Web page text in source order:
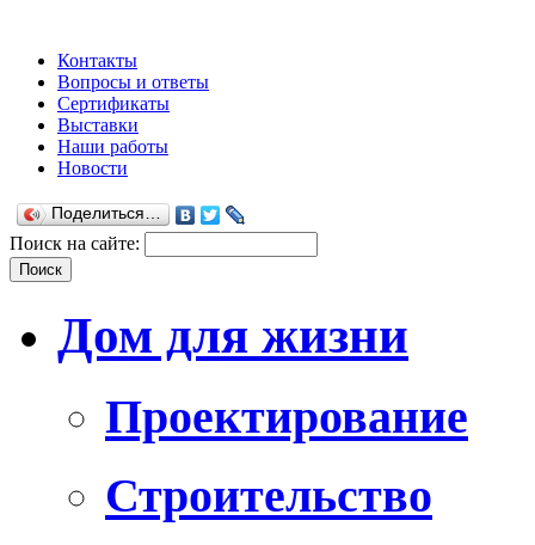
Контакты
Вопросы и ответы
Сертификаты
Выставки
Наши работы
Новости
Поделиться…
Поиск на сайте:
Дом для жизни
Проектирование
Строительство